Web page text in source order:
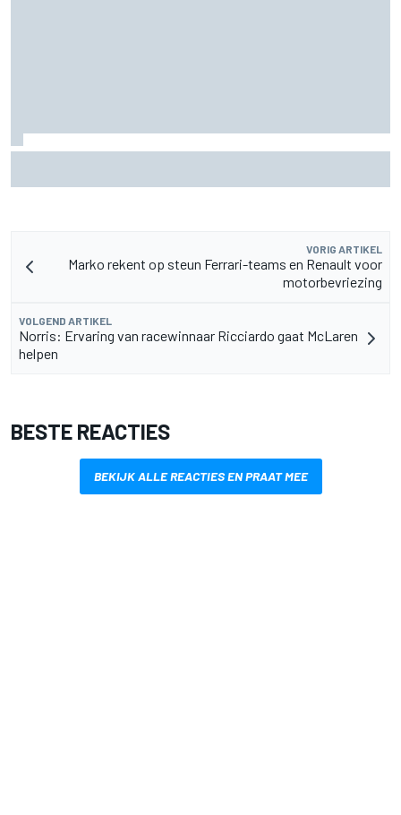
VORIG ARTIKEL
Marko rekent op steun Ferrari-teams en Renault voor
motorbevriezing
VOLGEND ARTIKEL
Norris: Ervaring van racewinnaar Ricciardo gaat McLaren
helpen
BESTE REACTIES
BEKIJK ALLE REACTIES EN PRAAT MEE